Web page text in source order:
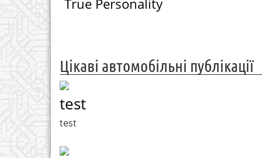
Цікаві автомобільні публікації
test
test